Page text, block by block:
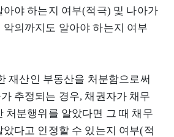
아야 하는지 여부(적극) 및 나아가
의까지도 알아야 하는지 여부
재산인 부동산을 처분함으로써
추정되는 경우, 채권자가 채무
처분행위를 알았다면 그 때 채무
다고 인정할 수 있는지 여부(적